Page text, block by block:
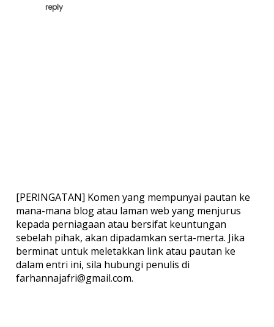
reply
[PERINGATAN] Komen yang mempunyai pautan ke
mana-mana blog atau laman web yang menjurus
kepada perniagaan atau bersifat keuntungan
sebelah pihak, akan dipadamkan serta-merta. Jika
berminat untuk meletakkan link atau pautan ke
dalam entri ini, sila hubungi penulis di
farhannajafri@gmail.com.